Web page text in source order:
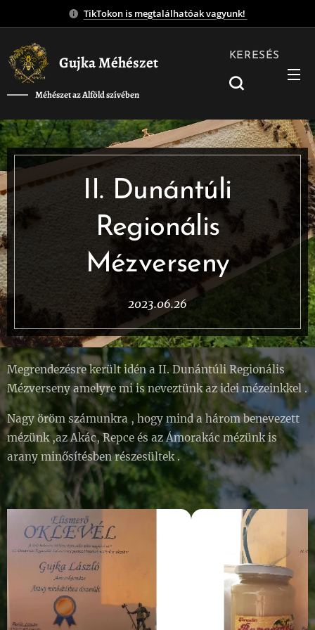
TikTokon is megtalálhatóak vagyunk!
Gujka Méhészet
Méhészet az Alföld szívében
KERESÉS
II. Dunántúli
Regionális
Mézverseny
2023.06.26
Megrendezésre került idén a II. Dunántúli Regionális
Mézverseny amelyre mi is neveztünk az idei mézeinkkel .
Nagy öröm számunkra , hogy mind a három benevezett
mézünk ,az Akác, Repce és az Ámorakác mézünk is
arany minősítésben részesültek .